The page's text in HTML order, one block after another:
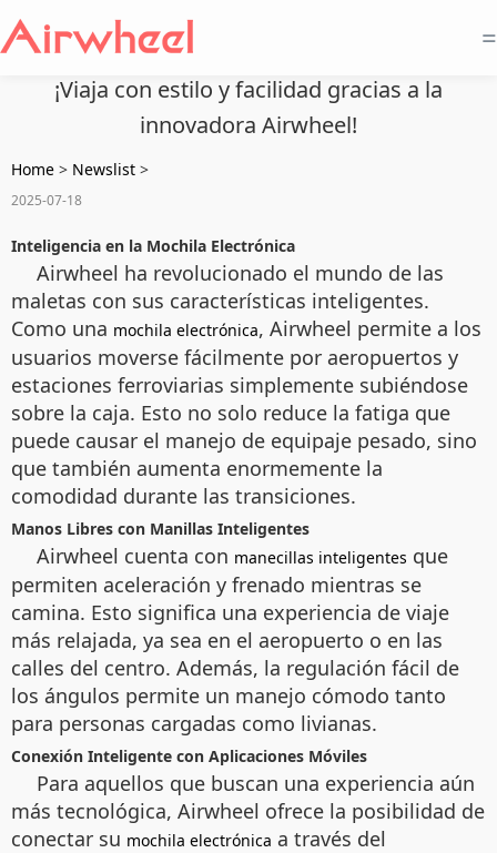
=
¡Viaja con estilo y facilidad gracias a la
innovadora Airwheel!
Home > Newslist >
2025-07-18
Inteligencia en la Mochila Electrónica
Airwheel ha revolucionado el mundo de las
maletas con sus características inteligentes.
Como una mochila electrónica, Airwheel permite a los
usuarios moverse fácilmente por aeropuertos y
estaciones ferroviarias simplemente subiéndose
sobre la caja. Esto no solo reduce la fatiga que
puede causar el manejo de equipaje pesado, sino
que también aumenta enormemente la
comodidad durante las transiciones.
Manos Libres con Manillas Inteligentes
Airwheel cuenta con manecillas inteligentes que
permiten aceleración y frenado mientras se
camina. Esto significa una experiencia de viaje
más relajada, ya sea en el aeropuerto o en las
calles del centro. Además, la regulación fácil de
los ángulos permite un manejo cómodo tanto
para personas cargadas como livianas.
Conexión Inteligente con Aplicaciones Móviles
Para aquellos que buscan una experiencia aún
más tecnológica, Airwheel ofrece la posibilidad de
conectar su mochila electrónica a través del